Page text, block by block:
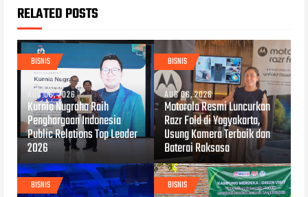
RELATED POSTS
BISNIS
AUG 06, 2026
Kurnia Nugraha Raih
Penghargaan Indonesia
Public Relations Top Leader
2026
BISNIS
AUG 06, 2026
Motorola Resmi Luncurkan
Razr Fold di Yogyakarta,
Usung Kamera Terbaik dan
Baterai Raksasa
BISNIS BISNIS